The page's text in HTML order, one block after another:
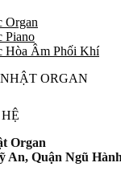
Organ
Piano
Hòa Âm Phối Khí
ORGAN
Organ
An, Quận Ngũ